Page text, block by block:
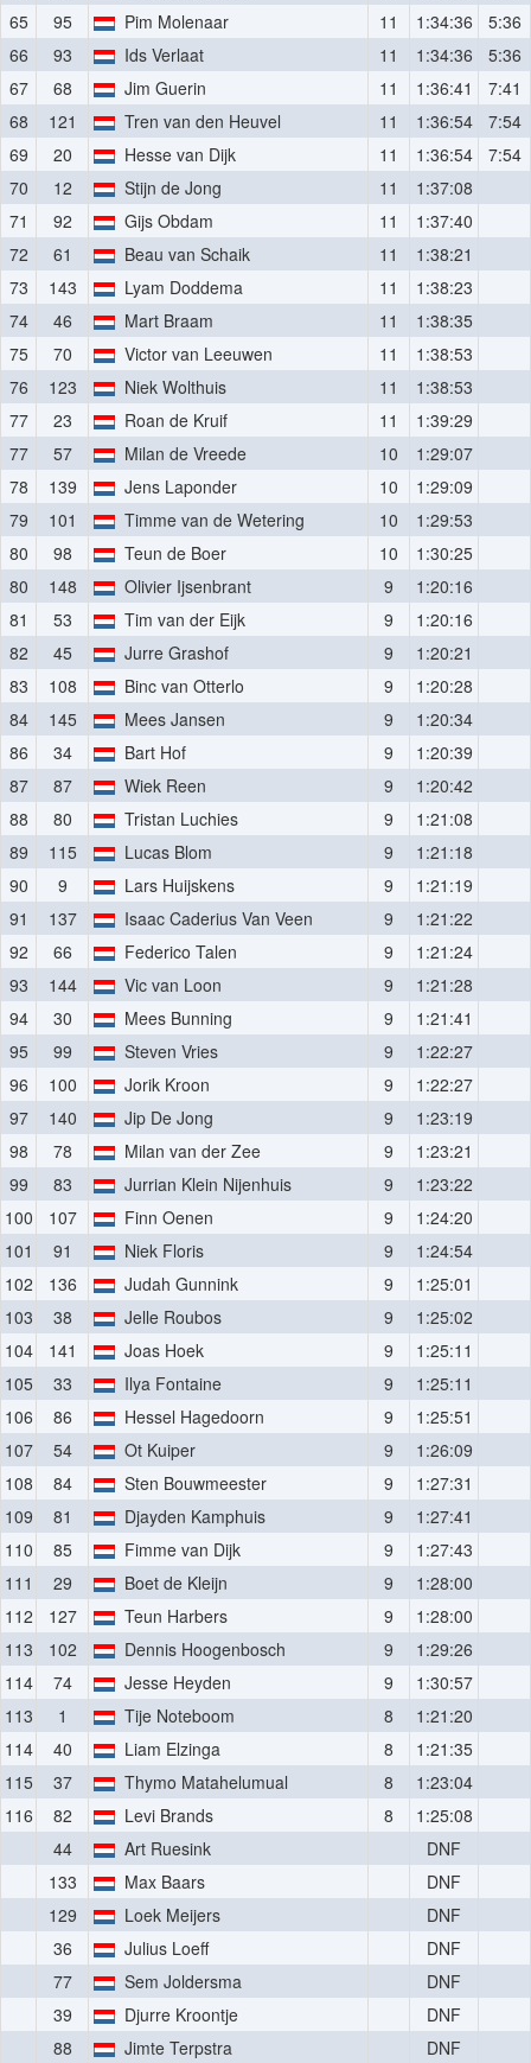
65
95 Pim Molenaar 11 1:34:36
5:36
66
93 Ids Verlaat 11 1:34:36
5:36
67
68 Jim Guerin 11 1:36:41
7:41
68
121 Tren van den Heuvel 11 1:36:54
7:54
69
20 Hesse van Dijk 11 1:36:54
7:54
70
12 Stijn de Jong 11
1:37:08
71
92 Gijs Obdam 11
1:37:40
72
61 Beau van Schaik 11
1:38:21
73
143 Lyam Doddema 11
1:38:23
74
46 Mart Braam 11
1:38:35
75
70 Victor van Leeuwen 11
1:38:53
76
123 Niek Wolthuis 11
1:38:53
77
23 Roan de Kruif 11
1:39:29
77
57 Milan de Vreede 10
1:29:07
78
139 Jens Laponder 10
1:29:09
79
101 Timme van de Wetering 10
1:29:53
80
98 Teun de Boer 10
1:30:25
80
148 Olivier Ijsenbrant 9
1:20:16
81
53 Tim van der Eijk 9
1:20:16
82
45 Jurre Grashof 9
1:20:21
83
108 Binc van Otterlo 9
1:20:28
84
145 Mees Jansen 9
1:20:34
86
34 Bart Hof 9
1:20:39
87
87 Wiek Reen 9
1:20:42
88
80 Tristan Luchies 9
1:21:08
89
115 Lucas Blom 9
1:21:18
90
9 Lars Huijskens 9
1:21:19
91
137 Isaac Caderius Van Veen 9
1:21:22
92
66 Federico Talen 9
1:21:24
93
144 Vic van Loon 9
1:21:28
94
30 Mees Bunning 9
1:21:41
95
99 Steven Vries 9
1:22:27
96
100 Jorik Kroon 9
1:22:27
97
140 Jip De Jong 9
1:23:19
98
78 Milan van der Zee 9
1:23:21
99
83 Jurrian Klein Nijenhuis 9
1:23:22
100
107 Finn Oenen 9
1:24:20
101
91 Niek Floris 9
1:24:54
102
136 Judah Gunnink 9
1:25:01
103
38 Jelle Roubos 9
1:25:02
104
141 Joas Hoek 9
1:25:11
105
33 Ilya Fontaine 9
1:25:11
106
86 Hessel Hagedoorn 9
1:25:51
107
54 Ot Kuiper 9
1:26:09
108
84 Sten Bouwmeester 9
1:27:31
109
81 Djayden Kamphuis 9
1:27:41
110
85 Fimme van Dijk 9
1:27:43
111
29 Boet de Kleijn 9
1:28:00
112
127 Teun Harbers 9
1:28:00
113
102 Dennis Hoogenbosch 9
1:29:26
114
74 Jesse Heyden 9
1:30:57
113
1 Tije Noteboom 8
1:21:20
114
40 Liam Elzinga 8
1:21:35
115
37 Thymo Matahelumual 8
1:23:04
116
82 Levi Brands 8
1:25:08
44
Art Ruesink
DNF
133
Max Baars
DNF
129
Loek Meijers
DNF
36
Julius Loeff
DNF
77
Sem Joldersma
DNF
39
Djurre Kroontje
DNF
88
Jimte Terpstra DNF